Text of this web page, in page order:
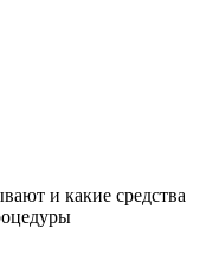
и какие средства